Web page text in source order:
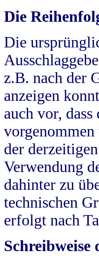
Die
Die
z.B. nach der
anzeigen
auch vor,
der
Verwendung
dahinter zu
technischen
erfolgt nach
Schreibweise